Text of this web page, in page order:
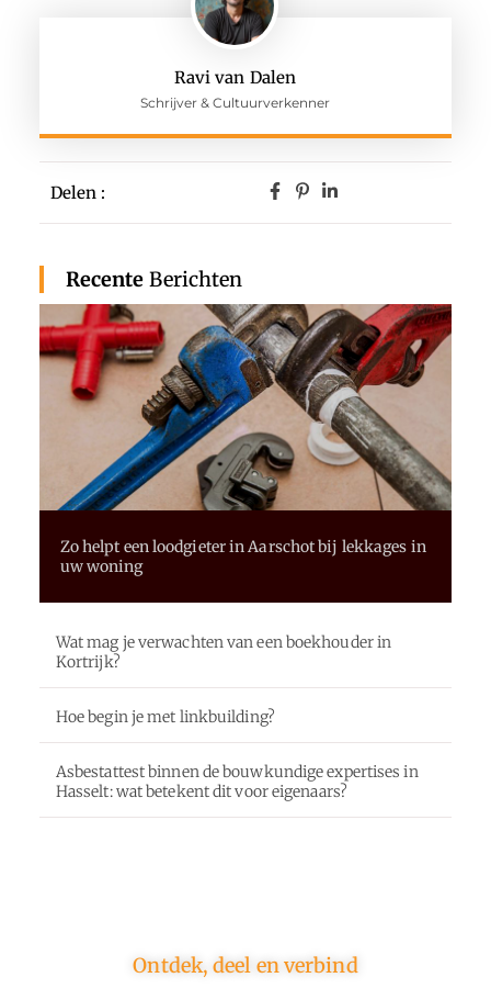
Ravi van Dalen
Schrijver & Cultuurverkenner
Delen :
Recente Berichten
Zo helpt een loodgieter in Aarschot bij lekkages in
uw woning
Wat mag je verwachten van een boekhouder in
Kortrijk?
Hoe begin je met linkbuilding?
Asbestattest binnen de bouwkundige expertises in
Hasselt: wat betekent dit voor eigenaars?
Ontdek, deel en verbind